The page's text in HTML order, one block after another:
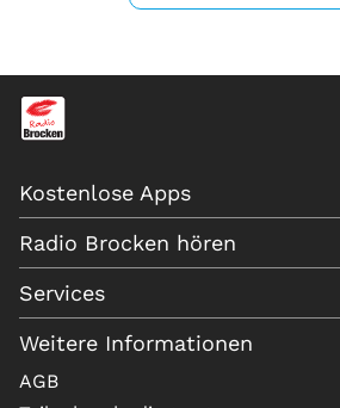
Kostenlose Apps
Radio Brocken hören
Services
Weitere Informationen
AGB